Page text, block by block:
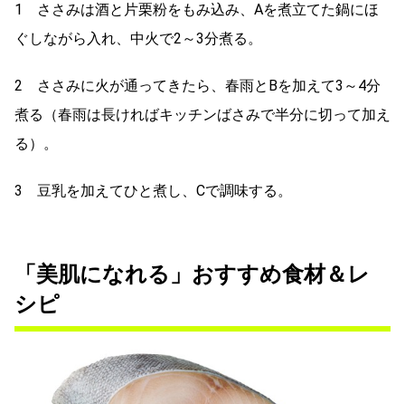
1 ささみは酒と片栗粉をもみ込み、Aを煮立てた鍋にほ
ぐしながら入れ、中火で2～3分煮る。
2 ささみに火が通ってきたら、春雨とBを加えて3～4分
煮る（春雨は長ければキッチンばさみで半分に切って加え
る）。
3 豆乳を加えてひと煮し、Cで調味する。
「美肌になれる」おすすめ食材＆レ
シピ